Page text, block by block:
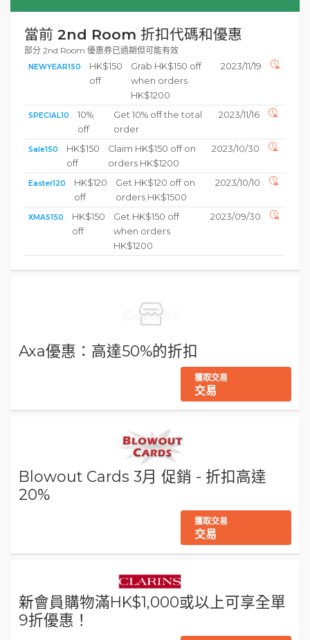
當前 2nd Room 折扣代碼和優惠
部分 2nd Room 優惠券已過期但可能有效
NEWYEAR150
HK$150
off
Grab HK$150 off
when orders
HK$1200
2023/11/19
SPECIAL10
10%
off
Get 10% off the total
order
2023/11/16
Sale150
HK$150
off
Claim HK$150 off on
orders HK$1200
2023/10/30
Easter120
HK$120
off
Get HK$120 off on
orders HK$1500
2023/10/10
XMAS150
HK$150
off
Get HK$150 off
when orders
HK$1200
2023/09/30
Axa優惠：高達50%的折扣
獲取交易
交易
Blowout Cards 3月 促銷 - 折扣高達
20%
獲取交易
交易
新會員購物滿HK$1,000或以上可享全單
9折優惠！